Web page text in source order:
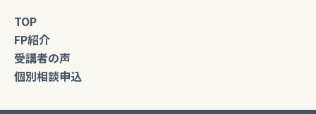
TOP
FP紹介
受講者の声
個別相談申込